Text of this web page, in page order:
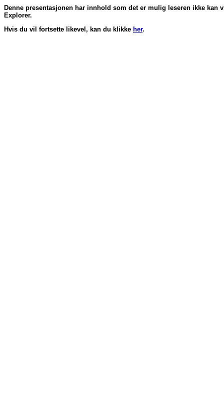
Denne presentasjonen har innhold som det er mulig leseren ikke
Explorer.
Hvis du vil fortsette likevel, kan du klikke her.